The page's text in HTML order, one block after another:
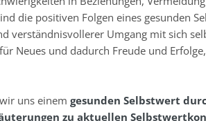
die positiven Folgen eines gesunden
verständnisvollerer Umgang mit sich
Neues und dadurch Freude und
uns einemgesunden Selbstwert
zu aktuellen